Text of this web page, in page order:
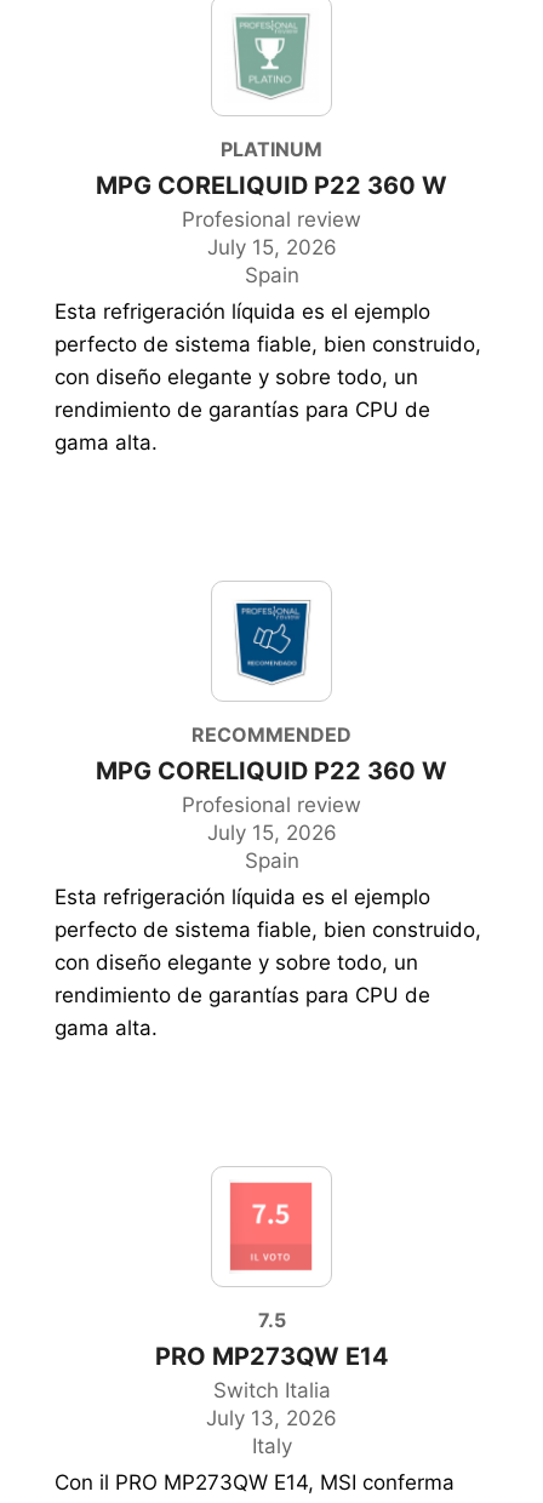
PLATINUM
MPG CORELIQUID P22 360 W
Profesional review
July 15, 2026
Spain
Esta refrigeración líquida es el ejemplo
perfecto de sistema fiable, bien construido,
con diseño elegante y sobre todo, un
rendimiento de garantías para CPU de
gama alta.
RECOMMENDED
MPG CORELIQUID P22 360 W
Profesional review
July 15, 2026
Spain
Esta refrigeración líquida es el ejemplo
perfecto de sistema fiable, bien construido,
con diseño elegante y sobre todo, un
rendimiento de garantías para CPU de
gama alta.
7.5
PRO MP273QW E14
Switch Italia
July 13, 2026
Italy
Con il PRO MP273QW E14, MSI conferma